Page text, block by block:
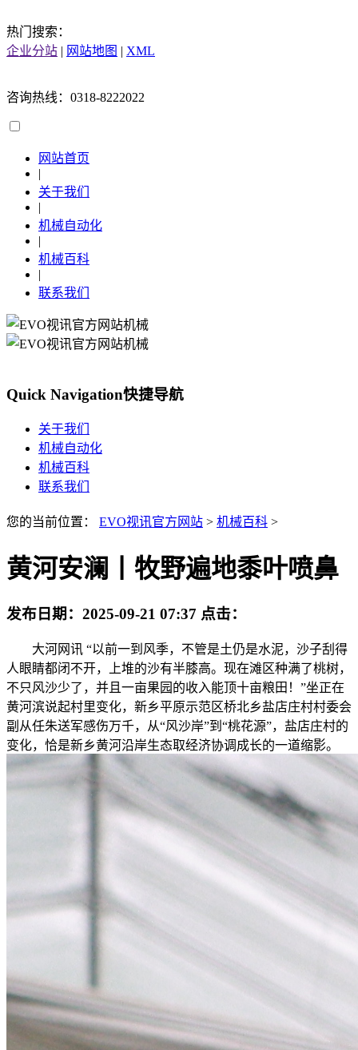
热门搜索：
企业分站 | 网站地图 | XML
咨询热线：0318-8222022
网站首页
|
关于我们
|
机械自动化
|
机械百科
|
联系我们
Quick Navigation快捷导航
关于我们
机械自动化
机械百科
联系我们
您的当前位置： EVO视讯官方网站 > 机械百科 >
黄河安澜丨牧野遍地黍叶喷鼻
发布日期： 2025-09-21 07:37 点击：
大河网讯 “以前一到风季，不管是土仍是水泥，沙子刮得
人眼睛都闭不开，上堆的沙有半膝高。现在滩区种满了桃树，
不只风沙少了，并且一亩果园的收入能顶十亩粮田！”坐正在
黄河滨说起村里变化，新乡平原示范区桥北乡盐店庄村村委会
副从任朱送军感伤万千，从“风沙岸”到“桃花源”，盐店庄村的
变化，恰是新乡黄河沿岸生态取经济协调成长的一道缩影。